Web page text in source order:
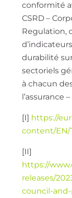
conformité
CSRD –
Regulation,
durabilité
sectoriels
à chacun
l’assurance
[I] https://
content/EN/
[II]
https://
releases/
council-